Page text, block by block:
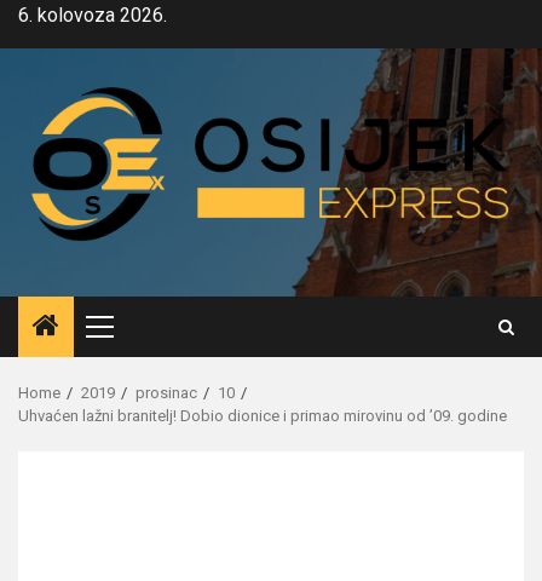
Skip6. kolovoza 2026.
Primary
Menu
Home 2019 prosinac
10
Uhvaćen lažni branitelj! Dobio dionice i primao mirovinu od ’09. godine